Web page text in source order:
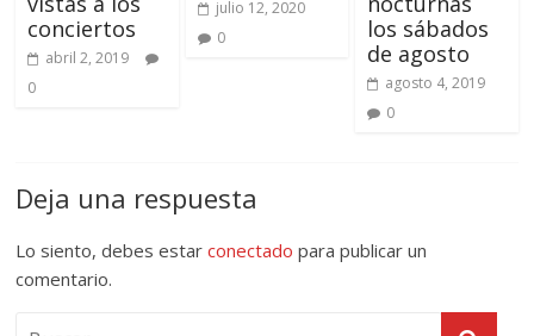
conciertos
abril 2, 2019
0
julio 12, 2020
0
los sábados
de agosto
agosto 4, 2019
0
Deja una respuesta
Lo siento, debes estarconectado para publicar un
comentario.